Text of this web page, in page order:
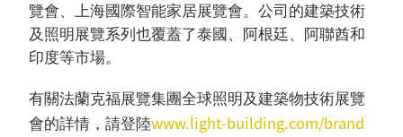
覽會、上海國際智能家居展覽會。公司的建築技術
及照明展覽系列也覆蓋了泰國、阿根廷、阿聯酋和
印度等市場。
有關法蘭克福展覽集團全球照明及建築物技術展覽
會的詳情，請登陸www.light-building.com/brand